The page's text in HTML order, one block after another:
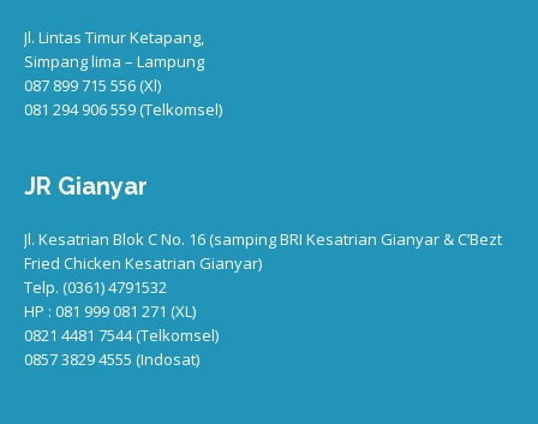
Jl. Lintas Timur Ketapang,
Simpang lima – Lampung
087 899 715 556 (Xl)
081 294 906 559 (Telkomsel)
JR Gianyar
Jl. Kesatrian Blok C No. 16 (samping BRI Kesatrian Gianyar & C’Bezt
Fried Chicken Kesatrian Gianyar)
Telp. (0361) 4791532
HP : 081 999 081 271 (XL)
0821 4481 7544 (Telkomsel)
0857 3829 4555 (Indosat)